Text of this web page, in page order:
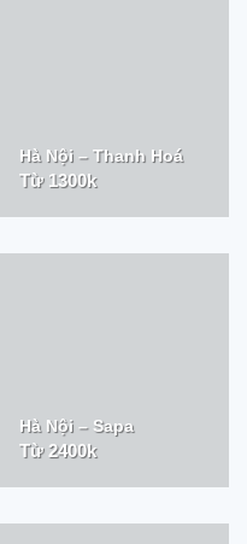
Hà Nội – Thanh Hoá
Từ 1300k
Hà Nội – Sapa
Từ 2400k